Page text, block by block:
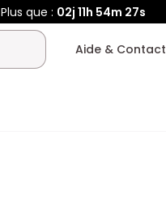
Plus que : 02j 11h 54m 26s
Aide & Contact